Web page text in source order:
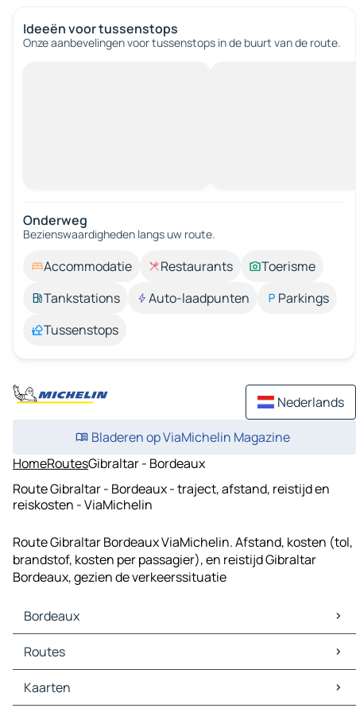
Ideeën voor tussenstops
Onze aanbevelingen voor tussenstops in de buurt van de route.
Onderweg
Bezienswaardigheden langs uw route.
Accommodatie Restaurants
Toerisme
Tankstations
Auto-laadpunten
Parkings
Tussenstops
Nederlands
Bladeren op ViaMichelin Magazine
HomeRoutesGibraltar - Bordeaux
Route Gibraltar - Bordeaux - traject, afstand, reistijd en
reiskosten - ViaMichelin
Route Gibraltar Bordeaux ViaMichelin. Afstand, kosten (tol,
brandstof, kosten per passagier), en reistijd Gibraltar
Bordeaux, gezien de verkeerssituatie
Bordeaux
Bordeaux Kaarten
Bordeaux Verkeer
Bordeaux Hotels
Bordeaux Restaurants
Routes
Routes Bordeaux - Mont-de-Marsan
Routes Bordeaux - Périgueux
Kaarten